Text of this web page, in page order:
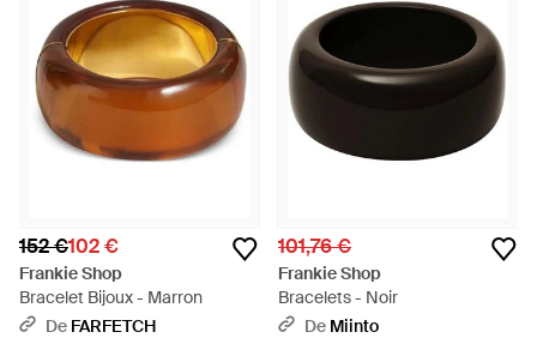
152 €102 €
Frankie Shop
Bracelet Bijoux - Marron
De FARFETCH
101,76 €
Frankie Shop
Bracelets - Noir
De Miinto